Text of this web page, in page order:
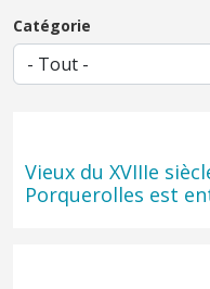
Catégorie
Vieux du XVIIIe
Porquerolles est